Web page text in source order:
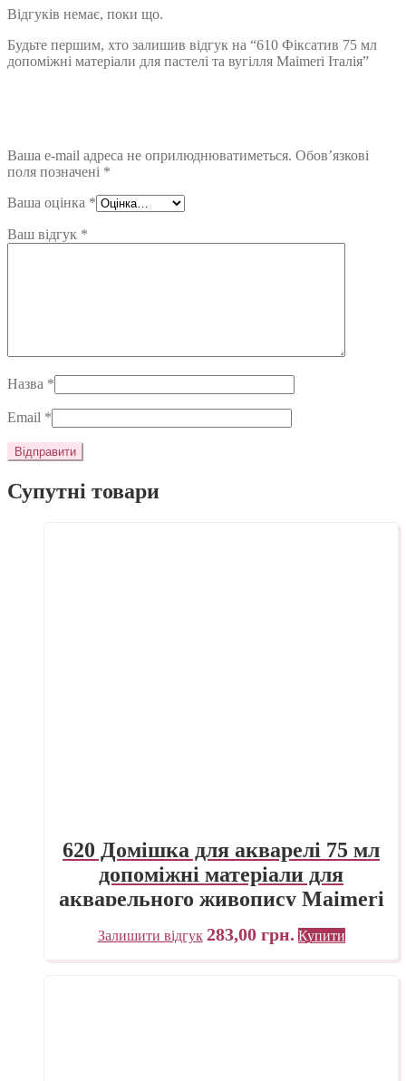
Відгуків немає, поки що.
Будьте першим, хто залишив відгук на “610 Фіксатив 75 мл
допоміжні матеріали для пастелі та вугілля Maimeri Італія”
Ваша e-mail адреса не оприлюднюватиметься. Обов’язкові
поля позначені *
Ваша оцінка *
Ваш відгук *
Назва *
Email *
Супутні товари
620 Домішка для акварелі 75 мл
допоміжні матеріали для
акварельного живопису Maimeri
Італія
Залишити відгук 283,00 грн. Купити